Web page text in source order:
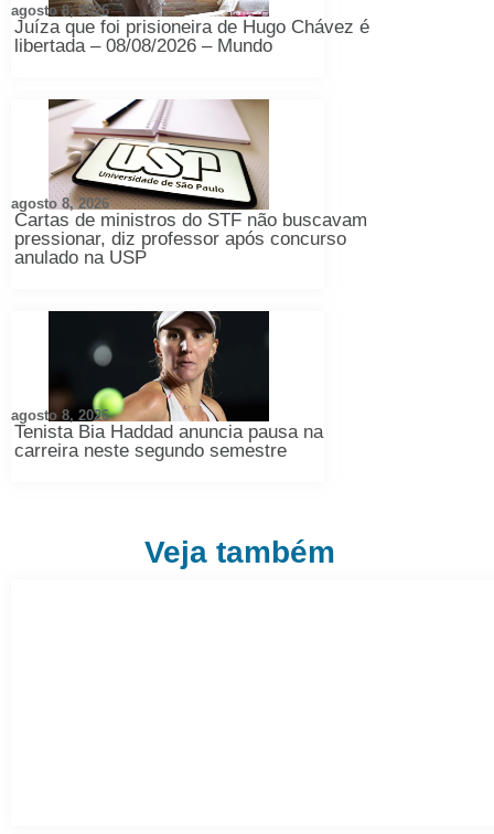
Juíza que foi prisioneira de Hugo Chávez é
libertada – 08/08/2026 – Mundo
agosto 8, 2026
Cartas de ministros do STF não buscavam
pressionar, diz professor após concurso
anulado na USP
agosto 8, 2026
Tenista Bia Haddad anuncia pausa na
carreira neste segundo semestre
agosto 8, 2026
Veja também